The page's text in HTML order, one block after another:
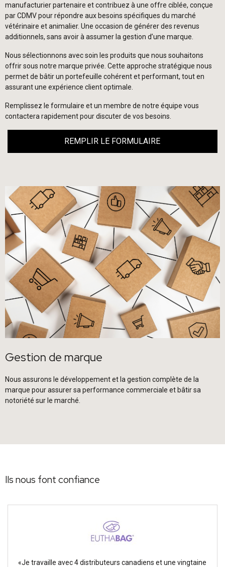
manufacturier partenaire et contribuez à une offre ciblée, conçue
par CDMV pour répondre aux besoins spécifiques du marché
vétérinaire et animalier. Une occasion de générer des revenus
additionnels, sans avoir à assumer la gestion d’une marque.
Nous sélectionnons avec soin les produits que nous souhaitons
offrir sous notre marque privée. Cette approche stratégique nous
permet de bâtir un portefeuille cohérent et performant, tout en
assurant une expérience client optimale.
Remplissez le formulaire et un membre de notre équipe vous
contactera rapidement pour discuter de vos besoins.
REMPLIR LE FORMULAIRE
Gestion de marque
Nous assurons le développement et la gestion complète de la
marque pour assurer sa performance commerciale et bâtir sa
notoriété sur le marché.
Ils nous font confiance
«Je travaille avec 4 distributeurs canadiens et une vingtaine